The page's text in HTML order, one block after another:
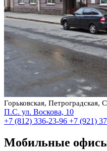
Горьковская, Петроградская,
П.С. ул. Воскова, 10
+7 (812) 336-23-96 +7 (921)
Мобильные